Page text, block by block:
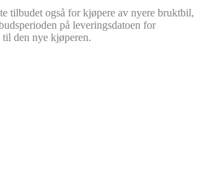
tilbudet også for kjøpere av nyere bruktbil,
på leveringsdatoen for
den nye kjøperen.